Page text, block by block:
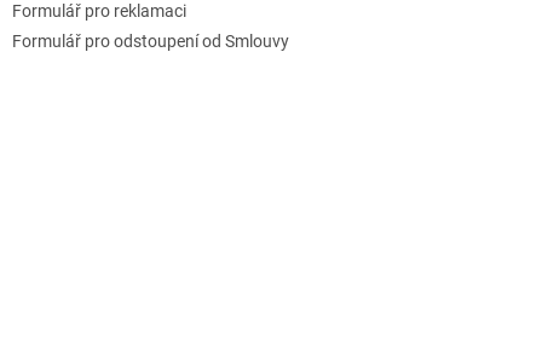
Formulář pro reklamaci
Formulář pro odstoupení od Smlouvy